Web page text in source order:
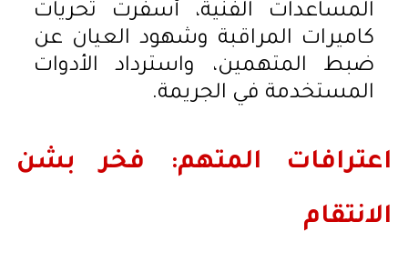
المساعدات الفنية، أسفرت تحريات
كاميرات المراقبة وشهود العيان عن
ضبط المتهمين، واسترداد الأدوات
المستخدمة في الجريمة.
اعترافات المتهم: فخر بشن
الانتقام